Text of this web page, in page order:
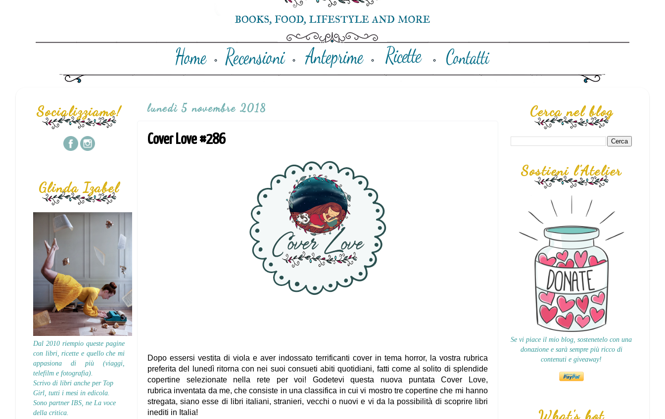
lunedì 5 novembre 2018
Cover Love #286
Dopo essersi vestita di viola e aver indossato terrificanti cover in tema horror, la vostra rubrica
preferita del lunedì ritorna con nei suoi consueti abiti quotidiani, fatti come al solito di splendide
copertine selezionate nella rete per voi! Godetevi questa nuova puntata Cover Love,
rubrica inventata da me, che consiste in una classifica in cui vi mostro tre copertine che mi hanno
stregata, siano esse di libri italiani, stranieri, vecchi o nuovi e vi da la possibilità di scoprire libri
inediti in Italia!
Socializziamo!
Glinda Izabel
Dal 2010 riempio queste pagine
con libri, ricette e quello che mi
appasiona di più (viaggi,
telefilm e fotografia).
Scrivo di libri anche per Top
Girl, tutti i mesi in edicola.
Sono partner IBS, ne La voce
della critica.
Cerca nel blog
Sostieni l'Atelier
Se vi piace il mio blog, sostenetelo con una
donazione e sarà sempre più ricco di
contenuti e giveaway!
What's hot